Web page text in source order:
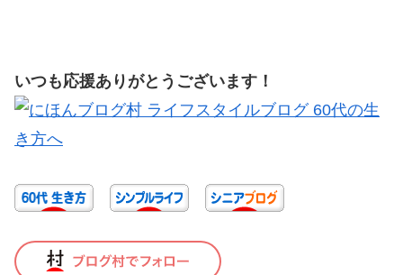
いつも応援ありがとうございます！